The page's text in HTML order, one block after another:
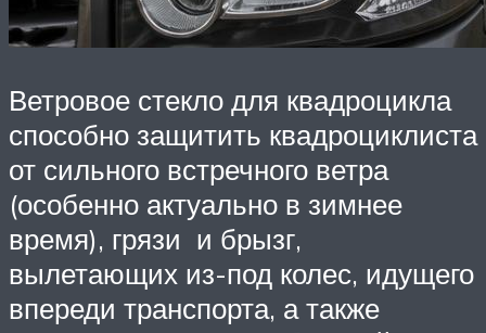
Ветровое стекло для квадроцикла
способно защитить квадроциклиста
от сильного встречного ветра
(особенно актуально в зимнее
время), грязи и брызг,
вылетающих из-под колес, идущего
впереди транспорта, а также